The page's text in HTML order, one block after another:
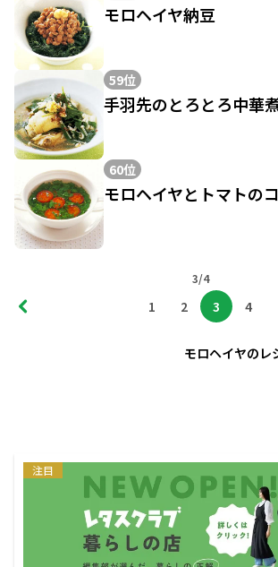
モロヘイヤ納豆
59位
手羽先のとろとろ中華
60位
モロヘイヤとトマトの
3/4
1 2 3 4
モロヘイヤのレ
注目